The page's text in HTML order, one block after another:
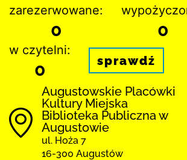
zarezerwowane:
0 0
w czytelni:
0 sprawdź
Augustowskie Placówki
Kultury Miejska
Biblioteka Publiczna w
Augustowie
ul. Hoża 7
16-300 Augustów